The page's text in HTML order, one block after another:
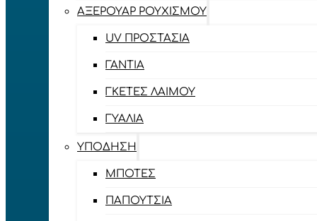
ΑΞΕΡΟΥΆΡ ΡΟΥΧΙΣΜΟΎ
UV ΠΡΟΣΤΑΣΊΑ
ΓΆΝΤΙΑ
ΓΚΈΤΕΣ ΛΑΊΜΟΥ
ΓΥΑΛΙΆ
ΥΠΌΔΗΣΗ
ΜΠΌΤΕΣ
ΠΑΠΟΎΤΣΙΑ